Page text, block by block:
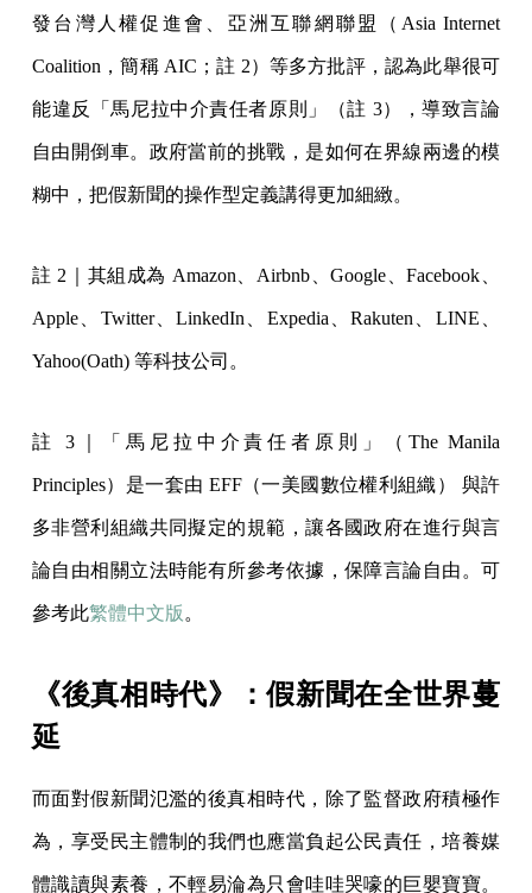
發台灣人權促進會、亞洲互聯網聯盟（Asia Internet
Coalition，簡稱 AIC；註 2）等多方批評，認為此舉很可
能違反「馬尼拉中介責任者原則」（註 3），導致言論
自由開倒車。政府當前的挑戰，是如何在界線兩邊的模
糊中，把假新聞的操作型定義講得更加細緻。
註 2｜其組成為 Amazon、Airbnb、Google、Facebook、
Apple、Twitter、LinkedIn、Expedia、Rakuten、LINE、
Yahoo(Oath) 等科技公司。
註 3｜「馬尼拉中介責任者原則」（The Manila
Principles）是一套由 EFF（一美國數位權利組織） 與許
多非營利組織共同擬定的規範，讓各國政府在進行與言
論自由相關立法時能有所參考依據，保障言論自由。可
參考此繁體中文版 。
《後真相時代》：假新聞在全世界蔓
延
而面對假新聞氾濫的後真相時代，除了監督政府積極作
為，享受民主體制的我們也應當負起公民責任，培養媒
體識讀與素養，不輕易淪為只會哇哇哭嚎的巨嬰寶寶。